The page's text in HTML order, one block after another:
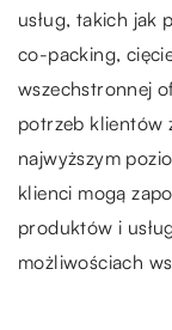
usług, takich jak
co-packing,
wszechstronnej
potrzeb klientów
najwyższym
klienci mogą
produktów i
możliwościach